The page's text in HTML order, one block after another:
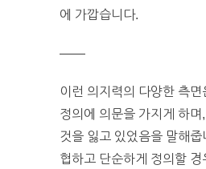
에 가깝습니다.
——
이런 의지력의 다양한 측면
정의에 의문을 가지게 하
것을 잃고 있었음을 말해줍
협하고 단순하게 정의할 경